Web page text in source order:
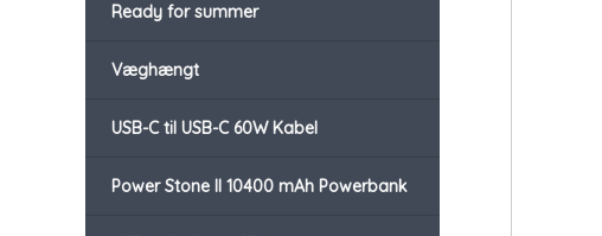
Ready for summer
Væghængt
USB-C til USB-C 60W Kabel
Power Stone II 10400 mAh Powerbank